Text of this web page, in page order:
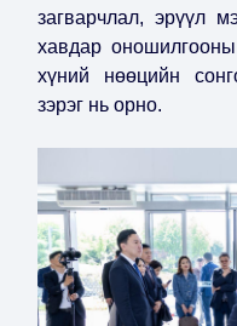
загварчлал, эрүүл
хавдар
хүний нөөцийн
зэрэг нь орно.